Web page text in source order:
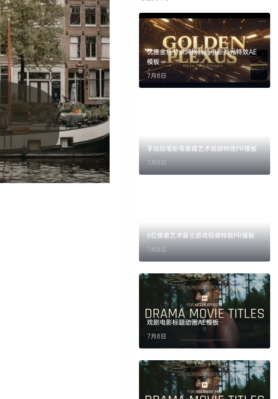
优雅金色节点网格转场电影发光特效AE
模板
7月8日
手绘铅笔粉笔素描艺术视频特效PR模板
7月8日
8位像素艺术复古游戏视频特效PR模板
7月8日
戏剧电影标题动画AE模板
7月8日